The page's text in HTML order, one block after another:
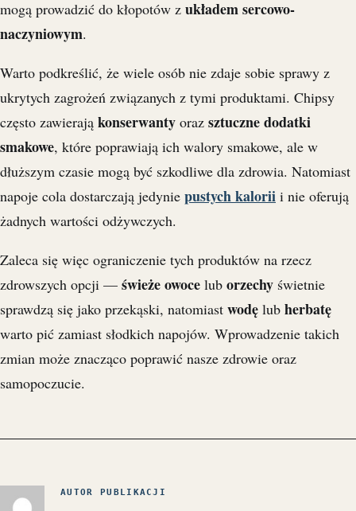
mogą prowadzić do kłopotów z układem sercowo-
naczyniowym.
Warto podkreślić, że wiele osób nie zdaje sobie sprawy z
ukrytych zagrożeń związanych z tymi produktami. Chipsy
często zawierają konserwanty oraz sztuczne dodatki
smakowe, które poprawiają ich walory smakowe, ale w
dłuższym czasie mogą być szkodliwe dla zdrowia. Natomiast
napoje cola dostarczają jedynie pustych kalorii i nie oferują
żadnych wartości odżywczych.
Zaleca się więc ograniczenie tych produktów na rzecz
zdrowszych opcji — świeże owoce lub orzechy świetnie
sprawdzą się jako przekąski, natomiast wodę lub herbatę
warto pić zamiast słodkich napojów. Wprowadzenie takich
zmian może znacząco poprawić nasze zdrowie oraz
samopoczucie.
AUTOR PUBLIKACJI